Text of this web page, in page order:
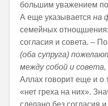
большим уважением
А еще указывается на
семейных
согласия и совета. –
(оба супруга)
между собой и
Аллах говорит еще и о
«нет греха на них».
сделано без согласия